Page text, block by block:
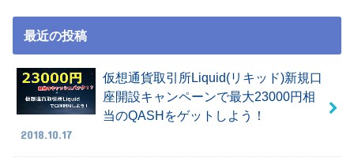
最近の投稿
仮想通貨取引所Liquid(リキッド)新規口
座開設キャンペーンで最大23000円相
当のQASHをゲットしよう！
2018.10.17